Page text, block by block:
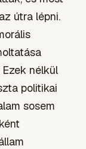
útra lépni.
nélkül
politikai
sosem